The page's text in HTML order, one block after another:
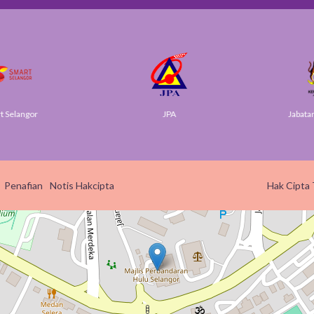
Jabatan
Penafian Notis Hakcipta Hak Cipta